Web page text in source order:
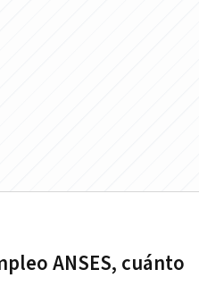
ANSES, cuánto